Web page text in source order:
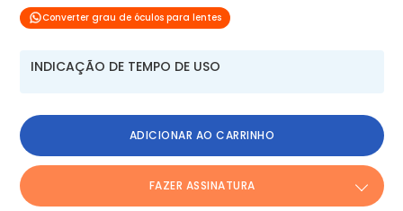
Converter grau de óculos para lentes
INDICAÇÃO DE TEMPO DE USO
ADICIONAR AO CARRINHO
FAZER ASSINATURA